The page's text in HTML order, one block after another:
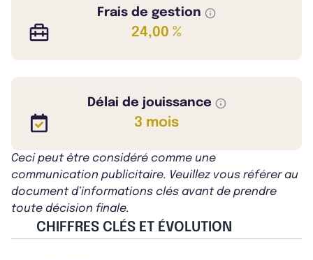
Frais de gestion
24,00 %
Délai de jouissance
3 mois
Ceci peut être considéré comme une
communication publicitaire. Veuillez vous référer au
document d’informations clés avant de prendre
toute décision finale.
CHIFFRES CLÉS ET ÉVOLUTION